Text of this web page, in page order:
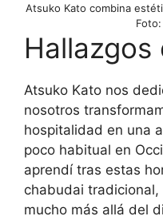
Atsuko Kato combina
Hallazgos
Atsuko Kato nos
nosotros
hospitalidad en una
poco habitual en
aprendí tras estas
chabudai
mucho más allá del